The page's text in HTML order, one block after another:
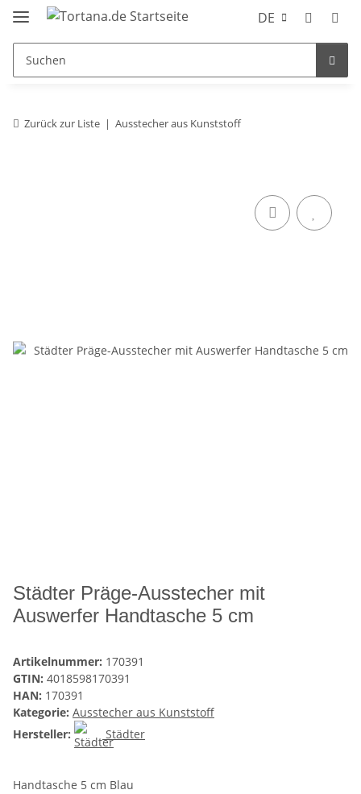
DE
Zurück zur Liste Ausstecher aus Kunststoff
Städter Präge-Ausstecher mit
Auswerfer Handtasche 5 cm
Artikelnummer: 170391
GTIN: 4018598170391
HAN: 170391
Kategorie: Ausstecher aus Kunststoff
Hersteller:
Städter
Handtasche 5 cm Blau